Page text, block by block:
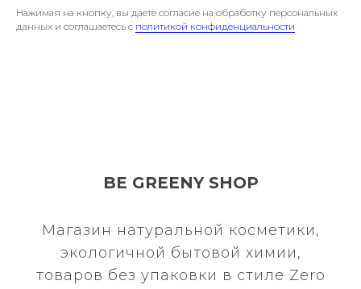
Нажимая на кнопку, вы даете согласие на обработку персональных
данных и соглашаетесь c политикой конфиденциальности
BE GREENY SHOP
Магазин натуральной косметики,
экологичной бытовой химии,
товаров без упаковки в стиле Zero